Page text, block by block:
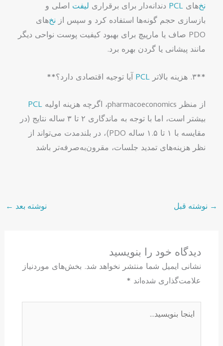
نخ‌هایPCL دندانه‌دار برای برقراری لیفت اصلی و
بازسازی حجم گونه‌ها استفاده کرد و سپس ازنخ‌های
PDO صاف یا مارپیچ برای بهبود کیفیت پوست نواحی دیگر
مانند پیشانی یا گردن بهره برد.
**۳. هزینه بالاتر PCL آیا توجیه اقتصادی دارد؟**
از منظر pharmacoeconomics، اگرچه هزینه اولیه
PCL
بیشتر است، اما با توجه به ماندگاری ۲ تا ۳ ساله نتایج (در
مقایسه با ۱ تا ۱.۵ ساله PDO)، در بلندمدت می‌تواند از
نظر هزینه‌های تمدید جلسات، مقرون‌به‌صرفه‌تر باشد
→ نوشته قبل نوشته بعد ←
دیدگاه‌ خود را بنویسید
نشانی ایمیل شما منتشر نخواهد شد. بخش‌های موردنیاز
علامت‌گذاری شده‌اند *
اینجا